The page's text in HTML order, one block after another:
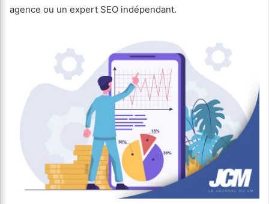
agence ou un expert SEO indépendant.